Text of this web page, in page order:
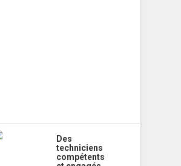
Des
techniciens
compétents